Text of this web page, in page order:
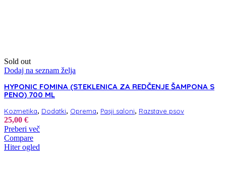
Sold out
Dodaj na seznam želja
HYPONIC FOMINA (STEKLENICA ZA REDČENJE ŠAMPONA S
PENO) 700 ML
Kozmetika, Dodatki, Oprema, Pasji saloni, Razstave psov
25,00 €
Preberi več
Compare
Hiter ogled